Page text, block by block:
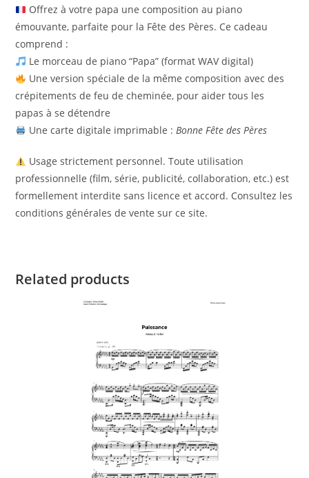
Offrez à votre papa une composition au piano
émouvante, parfaite pour la Fête des Pères. Ce cadeau
comprend :
Le morceau de piano “Papa” (format WAV digital)
Une version spéciale de la même composition avec des
crépitements de feu de cheminée, pour aider tous les
papas à se détendre
Une carte digitale imprimable :Bonne Fête des Pères
Usage strictement personnel. Toute utilisation
professionnelle (film, série, publicité, collaboration, etc.) est
formellement interdite sans licence et accord. Consultez les
conditions générales de vente sur ce site.
Related products